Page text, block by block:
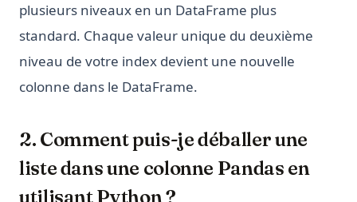
plusieurs niveaux en un DataFrame plus
standard. Chaque valeur unique du deuxième
niveau de votre index devient une nouvelle
colonne dans le DataFrame.
2. Comment puis-je déballer une
liste dans une colonne Pandas en
utilisant Python ?